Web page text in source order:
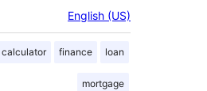
English (US)
calculator finance loan
mortgage